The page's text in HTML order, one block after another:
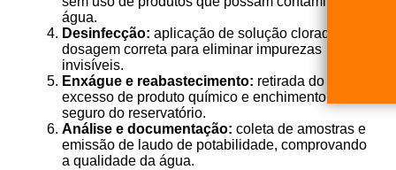
água.
Desinfecção: aplicação de solução clorada na
dosagem correta para eliminar impurezas
invisíveis.
Enxágue e reabastecimento: retirada do
excesso de produto químico e enchimento
seguro do reservatório.
Análise e documentação: coleta de amostras e
emissão de laudo de potabilidade, comprovando
a qualidade da água.